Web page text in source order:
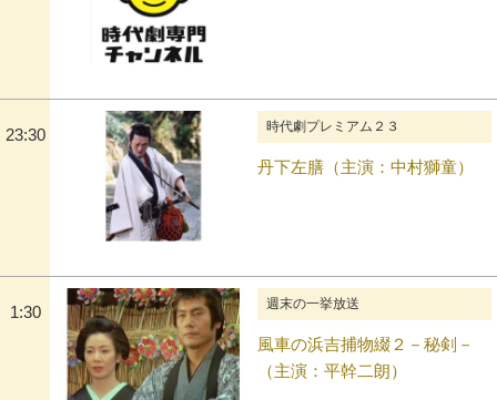
23:30 時代劇プレミアム２３
丹下左膳（主演：中村獅童）
1:30 週末の一挙放送
風車の浜吉捕物綴２－秘剣－
（主演：平幹二朗）